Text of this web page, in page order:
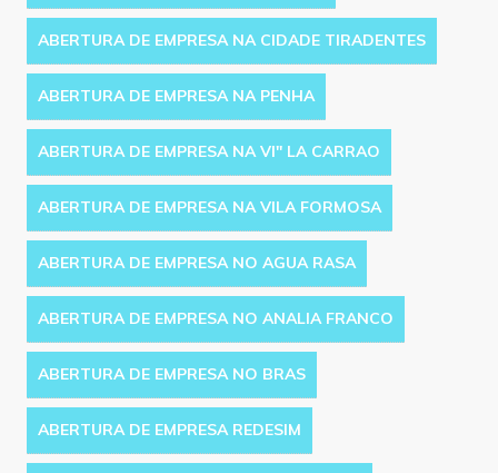
ABERTURA DE EMPRESA NA CIDADE TIRADENTES
ABERTURA DE EMPRESA NA PENHA
ABERTURA DE EMPRESA NA VI'' LA CARRAO
ABERTURA DE EMPRESA NA VILA FORMOSA
ABERTURA DE EMPRESA NO AGUA RASA
ABERTURA DE EMPRESA NO ANALIA FRANCO
ABERTURA DE EMPRESA NO BRAS
ABERTURA DE EMPRESA REDESIM